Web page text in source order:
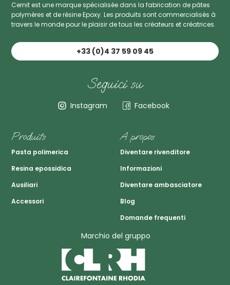
Cernit est une marque spécialisée dans la fabrication de pâtes
polymères et de résine Epoxy. Les produits sont commercialisés à
travers le monde pour le plaisir de tous les créateurs et créatrices.
+33 (0)4 37 59 09 45
Seguici su
Instagram Facebook
Produits
Pasta polimerica
Resina epossidica
Ausiliari
Accessori
A propos
Diventare rivenditore
Informazioni
Diventare ambasciatore
Blog
Domande frequenti
Marchio del gruppo